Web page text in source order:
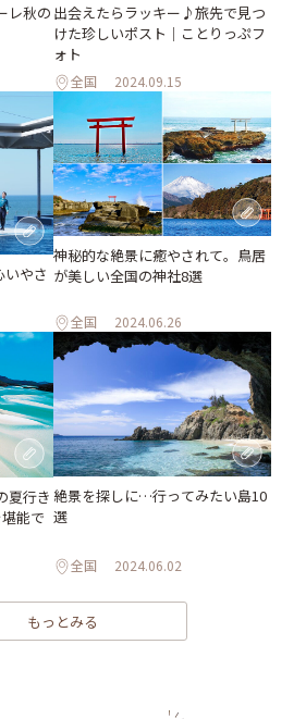
レ秋の 出会えたらラッキー♪旅先で見つ
けた珍しいポスト｜ことりっぷフ
ォト
全国 2024.09.15
やさ
神秘的な絶景に癒やされて。鳥居
が美しい全国の神社8選
全国 2024.06.26
夏行き
能で
絶景を探しに…行ってみたい島10
選
全国 2024.06.02
もっとみる